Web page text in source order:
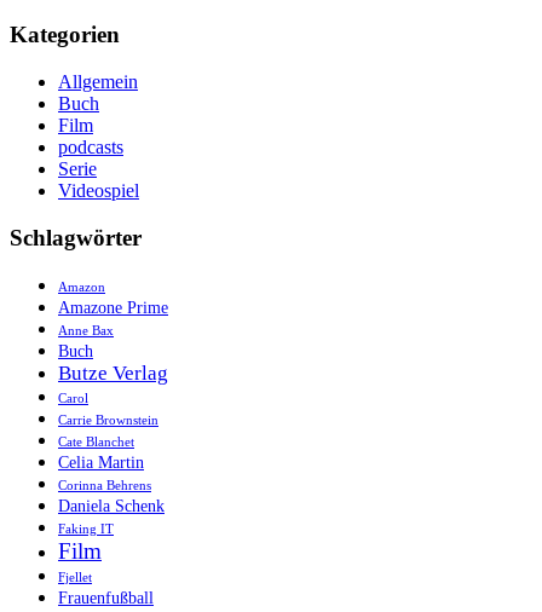
Kategorien
Allgemein
Buch
Film
podcasts
Serie
Videospiel
Schlagwörter
Amazon
Amazone Prime
Anne Bax
Buch
Butze Verlag
Carol
Carrie Brownstein
Cate Blanchet
Celia Martin
Corinna Behrens
Daniela Schenk
Faking IT
Film
Fjellet
Frauenfußball